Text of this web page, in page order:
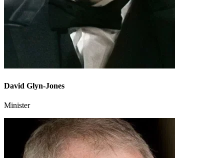
David Glyn-Jones
Minister